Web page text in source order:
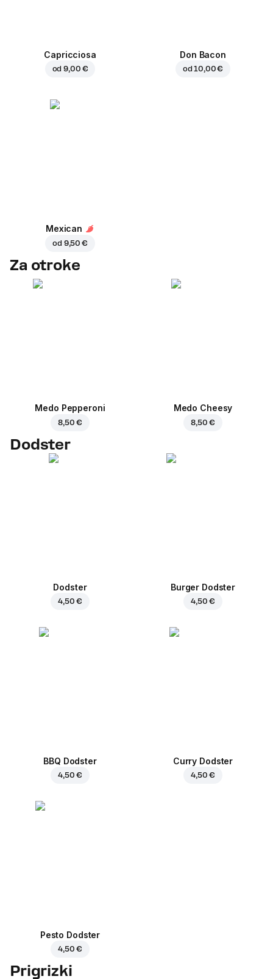
Capricciosa
od9,00 €
Don Bacon
od10,00 €
Mexican
od 9,50 €
Za otroke
Medo Pepperoni
8,50 €
Medo Cheesy
8,50 €
Dodster
Dodster
4,50 €
Burger Dodster
4,50 €
BBQ Dodster
4,50 €
Curry Dodster
4,50 €
Pesto Dodster
4,50 €
Prigrizki